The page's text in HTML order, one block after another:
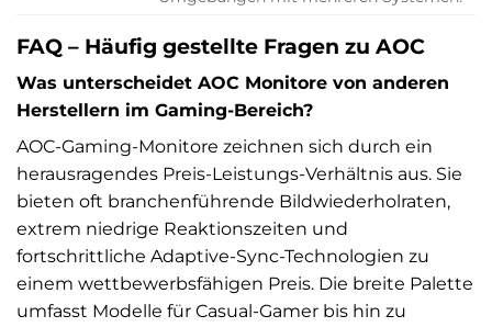
FAQ – Häufig gestellte Fragen zu AOC
Was unterscheidet AOC Monitore von anderen
Herstellern im Gaming-Bereich?
AOC-Gaming-Monitore zeichnen sich durch ein
herausragendes Preis-Leistungs-Verhältnis aus. Sie
bieten oft branchenführende Bildwiederholraten,
extrem niedrige Reaktionszeiten und
fortschrittliche Adaptive-Sync-Technologien zu
einem wettbewerbsfähigen Preis. Die breite Palette
umfasst Modelle für Casual-Gamer bis hin zu